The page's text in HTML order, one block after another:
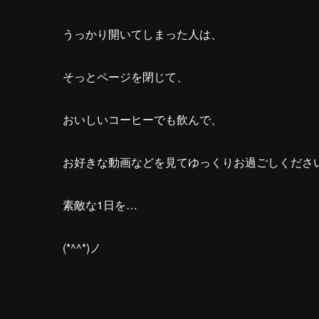
うっかり開いてしまった人は、
そっとページを閉じて、
おいしいコーヒーでも飲んで、
お好きな動画などを見てゆっくりお過ごしくだ
素敵な1日を…
(*^^*)ノ